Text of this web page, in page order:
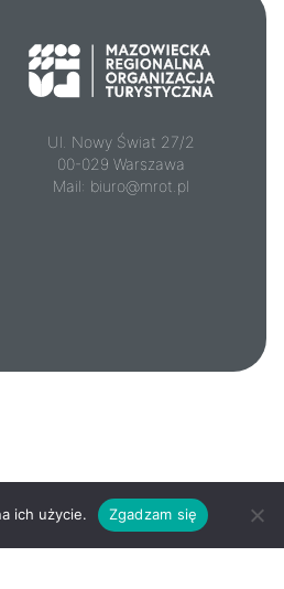
Ul. Nowy Świat 27/2
00-029 Warszawa
Mail: biuro@mrot.pl
ich użycie. Zgadzam się